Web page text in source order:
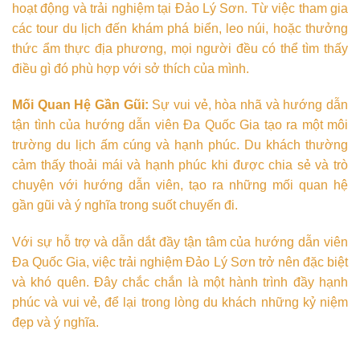
hoạt động và trải nghiệm tại Đảo Lý Sơn. Từ việc tham gia
các tour du lịch đến khám phá biển, leo núi, hoặc thưởng
thức ẩm thực địa phương, mọi người đều có thể tìm thấy
điều gì đó phù hợp với sở thích của mình.
Mối Quan Hệ Gần Gũi: Sự vui vẻ, hòa nhã và hướng dẫn
tận tình của hướng dẫn viên Đa Quốc Gia tạo ra một môi
trường du lịch ấm cúng và hạnh phúc. Du khách thường
cảm thấy thoải mái và hạnh phúc khi được chia sẻ và trò
chuyện với hướng dẫn viên, tạo ra những mối quan hệ
gần gũi và ý nghĩa trong suốt chuyến đi.
Với sự hỗ trợ và dẫn dắt đầy tận tâm của hướng dẫn viên
Đa Quốc Gia, việc trải nghiệm Đảo Lý Sơn trở nên đặc biệt
và khó quên. Đây chắc chắn là một hành trình đầy hạnh
phúc và vui vẻ, để lại trong lòng du khách những kỷ niệm
đẹp và ý nghĩa.